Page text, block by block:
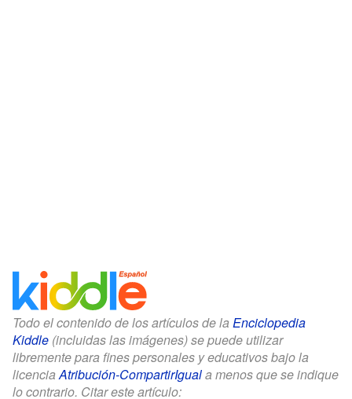
Todo el contenido de los artículos de la Enciclopedia
Kiddle (incluidas las imágenes) se puede utilizar
libremente para fines personales y educativos bajo la
licenciaAtribución-CompartirIguala menos que se indique
lo contrario. Citar este artículo: